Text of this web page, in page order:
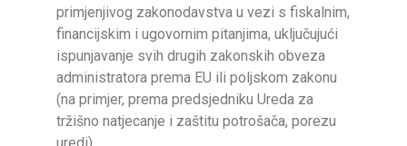
primjenjivog zakonodavstva u vezi s fiskalnim,
financijskim i ugovornim pitanjima, uključujući
ispunjavanje svih drugih zakonskih obveza
administratora prema EU ili poljskom zakonu
(na primjer, prema predsjedniku Ureda za
tržišno natjecanje i zaštitu potrošača, porezu